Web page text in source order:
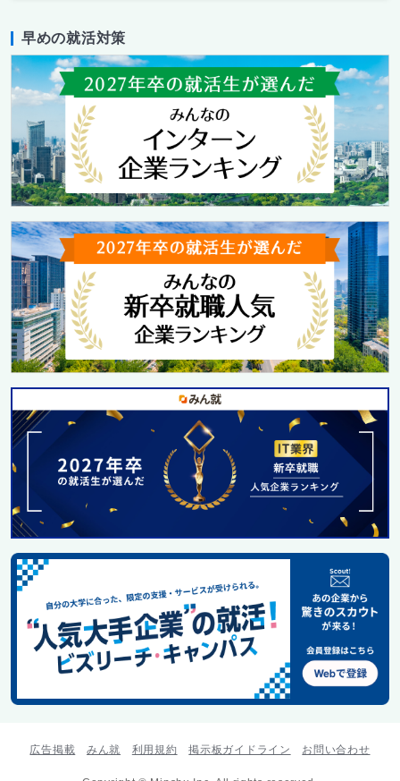
早めの就活対策
広告掲載 みん就 利用規約 掲示板ガイドライン お問い合わせ